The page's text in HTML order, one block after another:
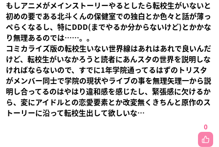
もしアニメがメインストーリーやるとしたら転校生がいないと
初めの要である北斗くんの保健室での独白とか色々と話が薄っ
ぺらくなるし、特にDDD(までやるか分からないけど)とかかな
り無理あるのでは……。。
コミカライズ版の転校生いない世界線はあれはあれで良いんだ
けど、転校生がいなかろうと読者にあんスタの世界を説明しな
ければならないので、すでに1年学院通ってるはずのトリスタ
がメンバー同士で学院の現状やライブの事を無理矢理一から説
明し合ってるのはやはり違和感を感じたし、緊張感に欠けるか
ら、変にアイドルとの恋愛要素とか改変無くきちんと原作のス
トーリーに沿って転校生出して欲しいな…
0